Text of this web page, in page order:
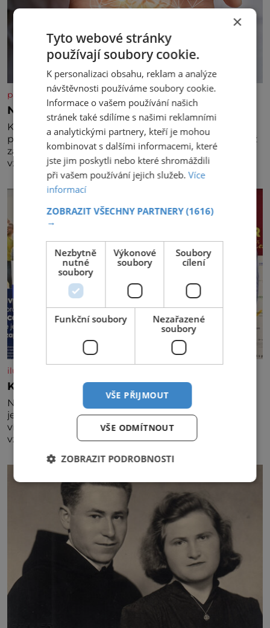
panidomu.cz
Nedovolte mozku stárnout
Každý, komu je přes 25 let, by měl pravidelně
procvičovat mozkové závity. V tomto období se totiž
začíná zhoršovat paměť. Možná máte problém
vzpomenout si na jméno kolegy z práce. Nebo
marně v paměti lovíte název knížky, kterou jste
nedávno přečetli. Je to opravdu tak, s věkem jako
iluxus.cz
Král vín začíná třetí dekádu
Největší český vinařský projekt Král vín ve svém již
jednadvacátém ročníku představil nejlepší domácí
vína. Ta vybírala odborná porota z celkem 1260
vzorků od 157 vinařů. Král vín, který se – i pře
×
Tyto webové stránky
používají soubory cookie.
K personalizaci obsahu, reklam a analýze
návštěvnosti používáme soubory cookie.
Informace o vašem používání našich
stránek také sdílíme s našimi reklamními
a analytickými partnery, kteří je mohou
kombinovat s dalšími informacemi, které
jste jim poskytli nebo které shromáždili
při vašem používání jejich služeb.Více
informací
ZOBRAZIT VŠECHNY PARTNERY(1616)
→
Nezbytně
nutné
soubory
Výkonové
soubory
Soubory
cílení
Funkční soubory
Nezařazené
soubory
VŠE PŘIJMOUT
VŠE ODMÍTNOUT
ZOBRAZIT PODROBNOSTI